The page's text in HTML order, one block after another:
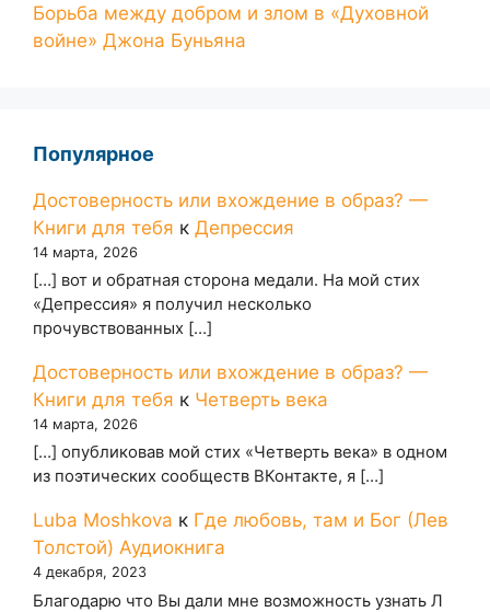
Борьба между добром и злом в «Духовной
войне» Джона Буньяна
Популярное
Достоверность или вхождение в образ? —
Книги для тебя к Депрессия
14 марта, 2026
[…] вот и обратная сторона медали. На мой стих
«Депрессия» я получил несколько
прочувствованных […]
Достоверность или вхождение в образ? —
Книги для тебя к Четверть века
14 марта, 2026
[…] опубликовав мой стих «Четверть века» в одном
из поэтических сообществ ВКонтакте, я […]
Luba Moshkova к Где любовь, там и Бог (Лев
Толстой) Аудиокнига
4 декабря, 2023
Благодарю что Вы дали мне возможность узнать Л